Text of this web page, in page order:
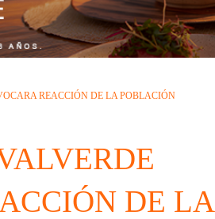
REACCIÓN DE LA POBLACIÓN
DE LA